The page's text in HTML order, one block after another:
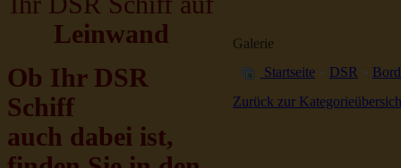
Leinwand
Ob Ihr DSR
Schiff
auch dabei ist,
Galerie
Startseite » DSR »
Zurück zur